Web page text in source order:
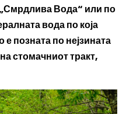
Вода“ или по
вода по која
позната по нејзината
стомачниот тракт,